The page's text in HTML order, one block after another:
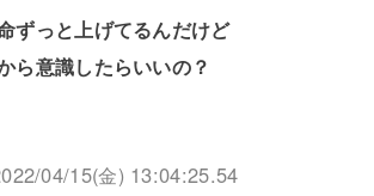
ずっと上げてるんだけど
ら意識したらいいの？
04/15(金) 13:04:25.54